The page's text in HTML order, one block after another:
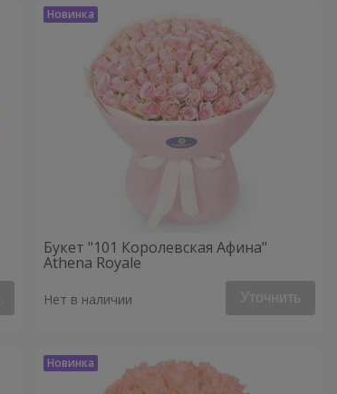
Букет "101 Королевская Афина"
Athena Royale
Нет в наличии Уточнить